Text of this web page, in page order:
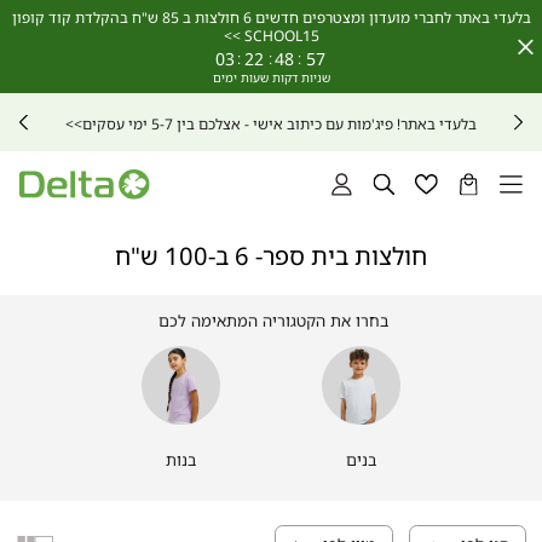
Close
בלעדי באתר לחברי מועדון ומצטרפים חדשים 6 חולצות ב 85 ש"ח בהקלדת קוד קופון
SCHOOL15 >>
03: 22 :48 : 55
בלעדי באתר! פיג'מות עם כיתוב אישי - אצלכם בין 5-7 ימי עסקים>>
הסל
רשימתחיפושהתחברות
חולצות בית ספר- 6 ב-100 ש"ח
בחרו את הקטגוריה המתאימה לכם
|
|
(175)
בנים
בנים
|
בנים
מסנן
בנים
+בנות
(175)
|
|
בנות
בנות
|
בנות
מסנן
בנים
+בנות
(175)